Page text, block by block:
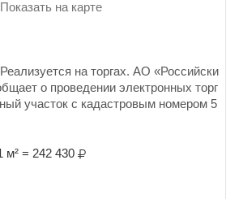
на карте
на торгах. АО «Российски
о проведении электронных торг
участок с кадастровым номером 5
м² = 242 430